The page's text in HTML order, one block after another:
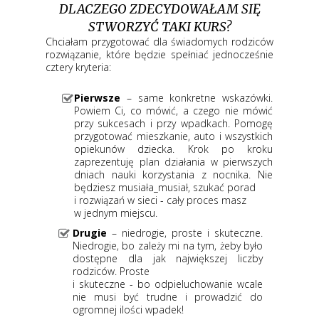
DLACZEGO ZDECYDOWAŁAM SIĘ
STWORZYĆ TAKI KURS?
Chciałam przygotować dla świadomych rodziców
rozwiązanie, które będzie spełniać jednocześnie
cztery kryteria:
Pierwsze – same konkretne wskazówki.
Powiem Ci, co mówić, a czego nie mówić
przy sukcesach i przy wpadkach. Pomogę
przygotować mieszkanie, auto i wszystkich
opiekunów dziecka. Krok po kroku
zaprezentuję plan działania w pierwszych
dniach nauki korzystania z nocnika. Nie
będziesz musiała_musiał, szukać porad
i rozwiązań w sieci - cały proces masz
w jednym miejscu.
Drugie – niedrogie, proste i skuteczne.
Niedrogie, bo zależy mi na tym, żeby było
dostępne dla jak największej liczby
rodziców. Proste
i skuteczne - bo odpieluchowanie wcale
nie musi być trudne i prowadzić do
ogromnej ilości wpadek!